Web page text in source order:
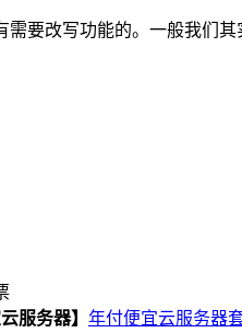
需要改写功能的。一般我们其
服务器】 年付便宜云服务器